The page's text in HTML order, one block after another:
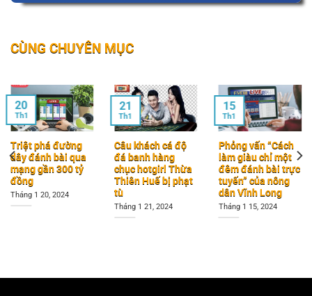
CÙNG CHUYÊN MỤC
Triệt phá đường
dây đánh bài qua
mạng gần 300 tỷ
đồng
Tháng 1 20, 2024
20
Th1
Câu khách cá độ
đá banh hàng
chục hotgirl Thừa
Thiên Huế bị phạt
tù
Tháng 1 21, 2024
21
Th1
Phỏng vấn “Cách
làm giàu chỉ một
đêm đánh bài trực
tuyến” của nông
dân Vĩnh Long
Tháng 1 15, 2024
15
Th1